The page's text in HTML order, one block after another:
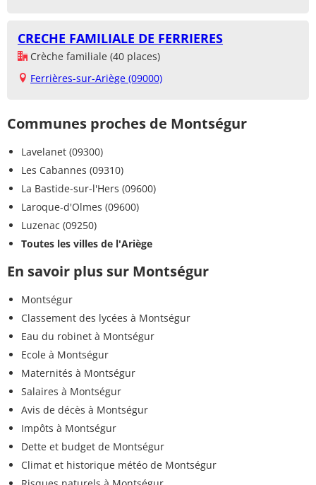
CRECHE FAMILIALE DE FERRIERES
Crèche familiale (40 places)
Ferrières-sur-Ariège (09000)
Communes proches de Montségur
Lavelanet (09300)
Les Cabannes (09310)
La Bastide-sur-l'Hers (09600)
Laroque-d'Olmes (09600)
Luzenac (09250)
Toutes les villes de l'Ariège
En savoir plus sur Montségur
Montségur
Classement des lycées à Montségur
Eau du robinet à Montségur
Ecole à Montségur
Maternités à Montségur
Salaires à Montségur
Avis de décès à Montségur
Impôts à Montségur
Dette et budget de Montségur
Climat et historique météo de Montségur